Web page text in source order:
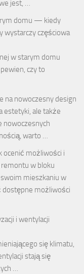
jest, …
domu — kiedy
wystarczy częściowa
w starym domu
czy to
na nowoczesny design
estetyki, ale także
nowoczesnych
warto …
ocenić możliwości i
remontu w bloku
mieszkaniu w
dostępne możliwości
i wentylacji
się klimatu,
stają się
…